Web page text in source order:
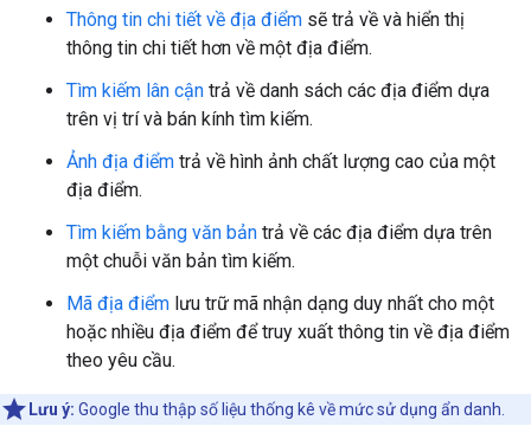
Thông tin chi tiết về địa điểm sẽ trả về và hiển thị
thông tin chi tiết hơn về một địa điểm.
Tìm kiếm lân cận trả về danh sách các địa điểm dựa
trên vị trí và bán kính tìm kiếm.
Ảnh địa điểm trả về hình ảnh chất lượng cao của một
địa điểm.
Tìm kiếm bằng văn bản trả về các địa điểm dựa trên
một chuỗi văn bản tìm kiếm.
Mã địa điểm lưu trữ mã nhận dạng duy nhất cho một
hoặc nhiều địa điểm để truy xuất thông tin về địa điểm
theo yêu cầu.
Lưu ý: Google thu thập số liệu thống kê về mức sử dụng ẩn danh.